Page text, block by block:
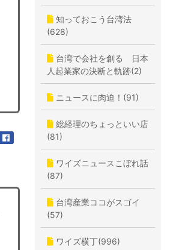
知っておこう台湾法
(628)
台湾で会社を創る 日本
人起業家の決断と軌跡(2)
ニュースに肉迫！(91)
総経理のちょっといい店
(81)
ワイズニュースこぼれ話
(87)
台湾産業ココがスゴイ
(57)
ワイズ横丁(996)